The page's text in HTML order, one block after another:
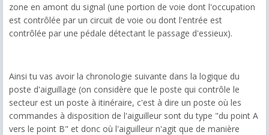
zone en amont du signal (une portion de voie dont l'occupation
est contrôlée par un circuit de voie ou dont l'entrée est
contrôlée par une pédale détectant le passage d'essieux).
Ainsi tu vas avoir la chronologie suivante dans la logique du
poste d'aiguillage (on considère que le poste qui contrôle le
secteur est un poste à itinéraire, c'est à dire un poste où les
commandes à disposition de l'aiguilleur sont du type "du point A
vers le point B" et donc où l'aiguilleur n'agit que de manière